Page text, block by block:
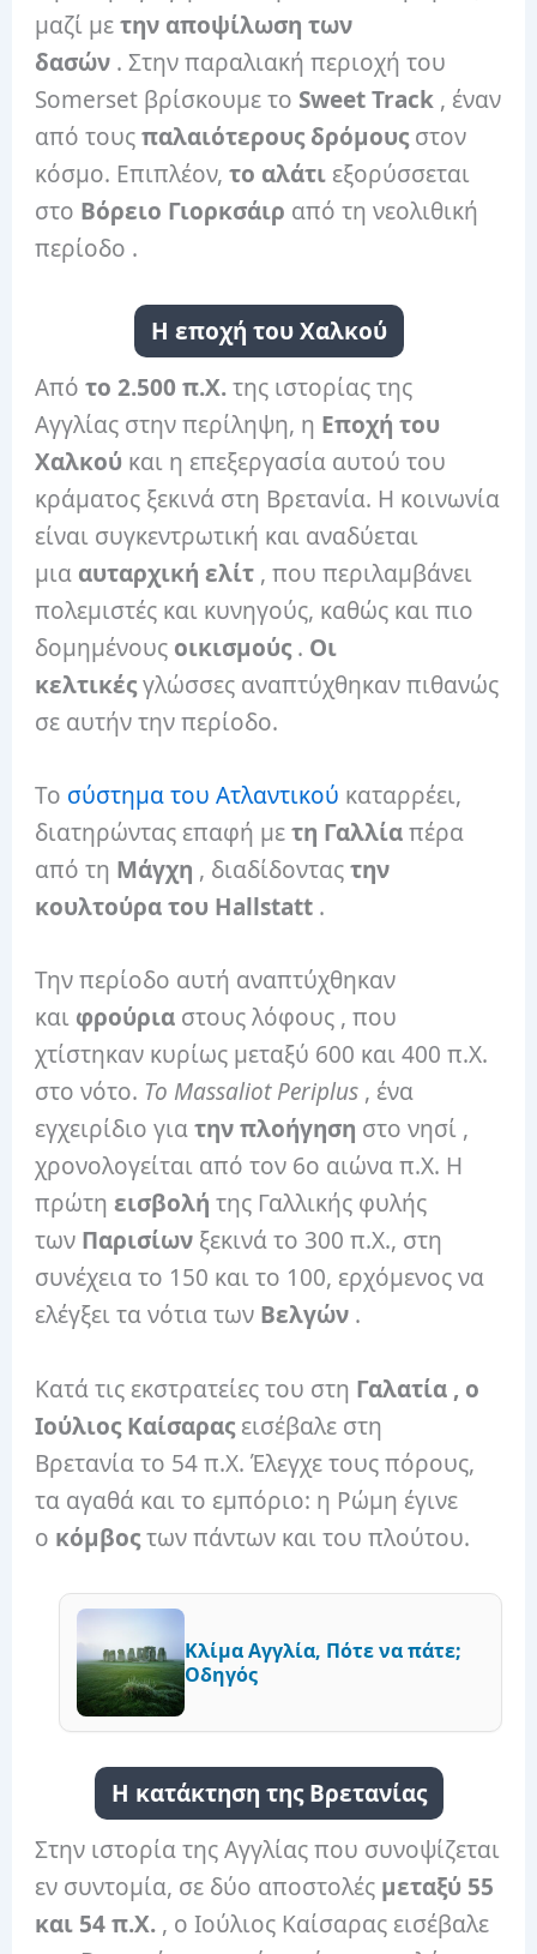
μαζί μετην αποψίλωση των
δασών . Στην παραλιακή περιοχή του
Somerset βρίσκουμε το Sweet Track , έναν
από τουςπαλαιότερους δρόμουςστον
κόσμο. Επιπλέον,το αλάτι εξορύσσεται
στο Βόρειο Γιορκσάιρ από τη νεολιθική
περίοδο .
Η εποχή του Χαλκού
Απότο 2.500 π.Χ.της ιστορίας της
Αγγλίας στην περίληψη, η Εποχή του
Χαλκού και η επεξεργασία αυτού του
κράματος ξεκινά στη Βρετανία. Η κοινωνία
είναι συγκεντρωτική και αναδύεται
μια αυταρχική ελίτ , που περιλαμβάνει
πολεμιστές και κυνηγούς, καθώς και πιο
δομημένους οικισμούς. Οι
κελτικέςγλώσσες αναπτύχθηκαν πιθανώς
σε αυτήν την περίοδο.
Το σύστημα του Ατλαντικού καταρρέει,
διατηρώντας επαφή μετη Γαλλίαπέρα ​​
από τη Μάγχη , διαδίδονταςτην
κουλτούρα του Hallstatt .
Την περίοδο αυτή αναπτύχθηκαν
και φρούρια στους λόφους , που
χτίστηκαν κυρίως μεταξύ 600 και 400 π.Χ.
στο νότο. Το Massaliot Periplus , ένα
εγχειρίδιο γιατην πλοήγηση στο νησί ,
χρονολογείται από τον 6ο αιώνα π.Χ. Η
πρώτηεισβολή της Γαλλικής φυλής
των Παρισίων ξεκινά το 300 π.Χ., στη
συνέχεια το 150 και το 100, ερχόμενος να
ελέγξει τα νότια των Βελγών .
Κατά τις εκστρατείες του στη Γαλατία , ο
Ιούλιος Καίσαραςεισέβαλε στη
Βρετανία το 54 π.Χ. Έλεγχε τους πόρους,
τα αγαθά και το εμπόριο: η Ρώμη έγινε
ο κόμβοςτων πάντων και του πλούτου.
Κλίμα Αγγλία, Πότε να πάτε;
Οδηγός
Η κατάκτηση της Βρετανίας
Στην ιστορία της Αγγλίας που συνοψίζεται
εν συντομία, σε δύο αποστολές μεταξύ 55
και 54 π.Χ. , ο Ιούλιος Καίσαρας εισέβαλε